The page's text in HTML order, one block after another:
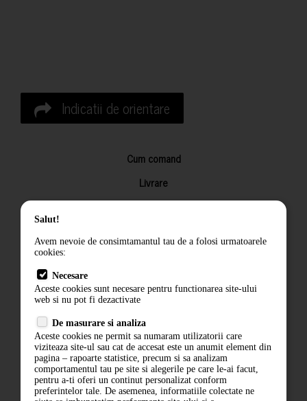
Indicatii de orientare
Cum comand
Livrare
Returnarea produselor
Termeni si conditii
Politica de confidentialitate
ANPC
Salut!
Avem nevoie de consimtamantul tau de a folosi urmatoarele
cookies:
Necesare
Aceste cookies sunt necesare pentru functionarea site-ului
web si nu pot fi dezactivate
De masurare si analiza
Aceste cookies ne permit sa numaram utilizatorii care
viziteaza site-ul sau cat de accesat este un anumit element din
pagina – rapoarte statistice, precum si sa analizam
comportamentul tau pe site si alegerile pe care le-ai facut,
pentru a-ti oferi un continut personalizat conform
preferintelor tale. De asemenea, informatiile colectate ne